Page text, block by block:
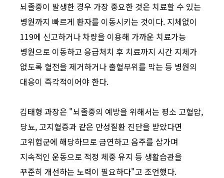
뇌졸중이 발생한 경우 가장 중요한 것은 치료할 수 있는
병원까지 빠르게 환자를 이동시키는 것이다. 지체없이
119에 신고하거나 차량을 이용해 가까운 치료가능
병원으로 이동하고 응급처치 후 치료까지 시간 지체가
없도록 혈전을 제거하거나 출혈부위를 막는 등 병원의
대응이 즉각적이어야 한다.
김태형 과장은 "뇌졸중의 예방을 위해서는 평소 고혈압,
당뇨, 고지혈증과 같은 만성질환 진단을 받았다면
고위험군에 해당하므로 금연하고 음주를 삼가며
지속적인 운동으로 적정 체중 유지 등 생활습관을
꾸준히 개선하는 노력이 필요하다"고 조언했다.